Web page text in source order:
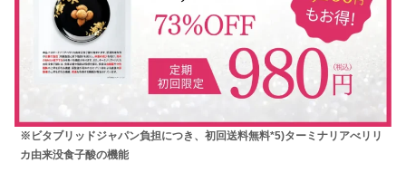
※ビタブリッドジャパン負担につき、初回送料無料*5)ターミナリアべリリ
カ由来没食子酸の機能